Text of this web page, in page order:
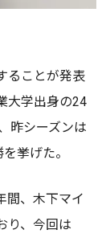
ることが発表
大学出身の24
昨シーズンは
挙げた。
間、木下マイ
り、今回は